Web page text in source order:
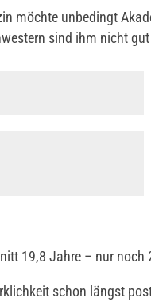
möchte unbedingt
sind ihm nicht
19,8 Jahre – nur noch
schon längst